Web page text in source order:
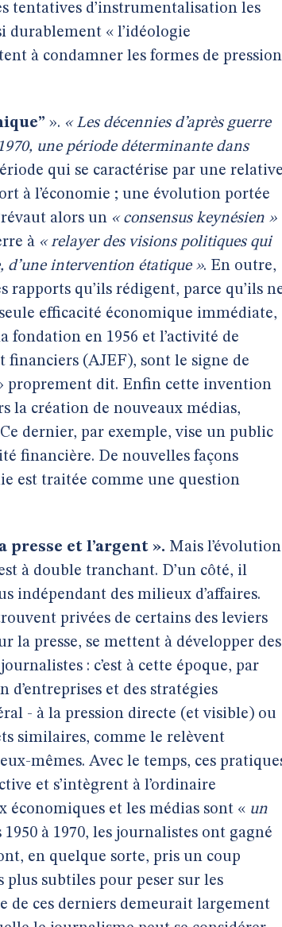
tentatives d’instrumentalisation les
durablement « l’idéologie
à condamner les formes de pression
». « Les décennies d’après guerre
une période déterminante dans
qui se caractérise par une
à l’économie ; une évolution portée
alors un « consensus keynésien »
à « relayer des visions politiques qui
d’une intervention étatique ». En outre,
rapports qu’ils rédigent, parce qu’ils
efficacité économique immédiate,
fondation en 1956 et l’activité de
financiers (AJEF), sont le signe de
proprement dit. Enfin cette invention
la création de nouveaux médias,
dernier, par exemple, vise un public
financière. De nouvelles façons
est traitée comme une question
et l’argent ». Mais l’évolution
à double tranchant. D’un côté, il
indépendant des milieux d’affaires.
privées de certains des leviers
la presse, se mettent à développer des
: c’est à cette époque, par
et des stratégies
- à la pression directe (et visible) ou
similaires, comme le relèvent
mêmes. Avec le temps, ces
et s’intègrent à l’ordinaire
et les médias sont « un
à 1970, les journalistes ont gagné
en quelque sorte, pris un coup
plus subtiles pour peser sur les
de ces derniers demeurait largement